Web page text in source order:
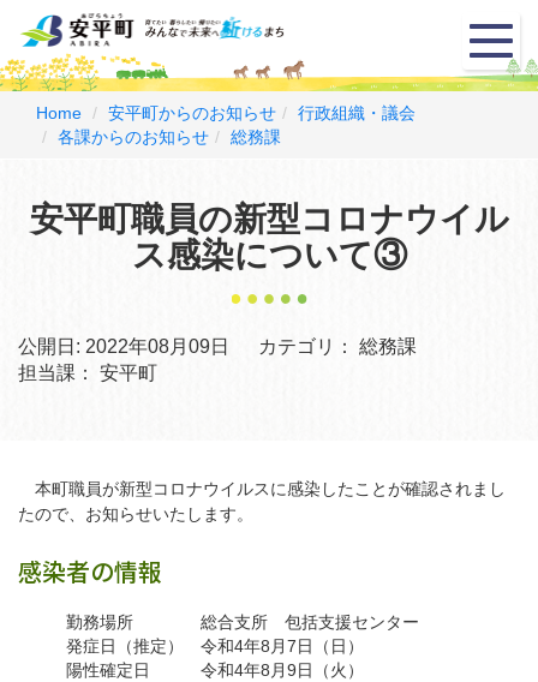
メ
ニ
ュ
Home 安平町からのお知らせ
行政組織・議会
各課からのお知らせ
総務課
安平町職員の新型コロナウイル
ス感染について③
公開日: 2022年08月09日 カテゴリ：
総務課
担当課：
安平町
本町職員が新型コロナウイルスに感染したことが確認されまし
たので、お知らせいたします。
感染者の情報
勤務場所 総合支所 包括支援センター
発症日（推定） 令和4年8月7日（日）
陽性確定日 令和4年8月9日（火）